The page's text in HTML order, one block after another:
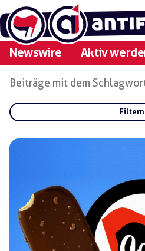
Zum
Inhalt
springen
Newswire Aktiv
Beiträge mit dem
Filtern
Regionen: